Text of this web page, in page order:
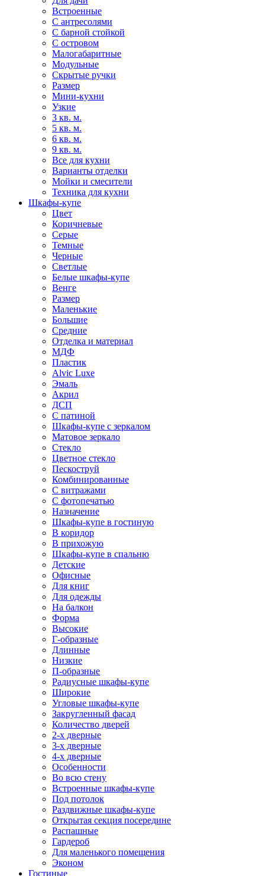
Встроенные
С антресолями
С барной стойкой
С островом
Малогабаритные
Модульные
Скрытые ручки
Размер
Мини-кухни
Узкие
3 кв. м.
5 кв. м.
6 кв. м.
9 кв. м.
Все для кухни
Варианты отделки
Мойки и смесители
Техника для кухни
Шкафы-купе
Цвет
Коричневые
Серые
Темные
Черные
Светлые
Белые шкафы-купе
Венге
Размер
Маленькие
Большие
Средние
Отделка и материал
МДФ
Пластик
Alvic Luxe
Эмаль
Акрил
ДСП
С патиной
Шкафы-купе с зеркалом
Матовое зеркало
Стекло
Цветное стекло
Пескоструй
Комбинированные
С витражами
С фотопечатью
Назначение
Шкафы-купе в гостиную
В коридор
В прихожую
Шкафы-купе в спальню
Детские
Офисные
Для книг
Для одежды
На балкон
Форма
Высокие
Г-образные
Длинные
Низкие
П-образные
Радиусные шкафы-купе
Широкие
Угловые шкафы-купе
Закругленный фасад
Количество дверей
2-х дверные
3-х дверные
4-х дверные
Особенности
Во всю стену
Встроенные шкафы-купе
Под потолок
Раздвижные шкафы-купе
Открытая секция посередине
Распашные
Гардероб
Для маленького помещения
Эконом
Гостиные